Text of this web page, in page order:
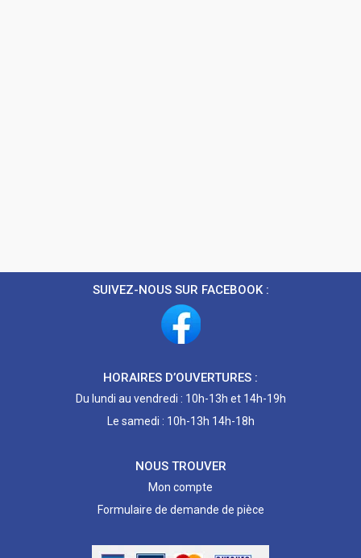
SUIVEZ-NOUS SUR FACEBOOK :
HORAIRES D’OUVERTURES :
Du lundi au vendredi : 10h-13h et 14h-19h
Le samedi : 10h-13h 14h-18h
NOUS TROUVER
Mon compte
Formulaire de demande de pièce